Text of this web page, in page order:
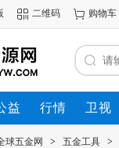
二维码 购物车
益 行情 卫视
球五金网 > 五金工具 >